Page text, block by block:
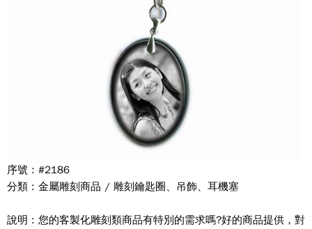
序號 : #2186
分類 : 金屬雕刻商品 / 雕刻鑰匙圈、吊飾、耳機塞
說明 : 您的客製化雕刻類商品有特別的需求嗎?好的商品提供，對